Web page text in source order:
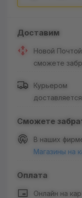
Доставим
Новой Почтой
сможете
Курьером
Сможете
В наших
Магазины на
Оплата
Онлайн на